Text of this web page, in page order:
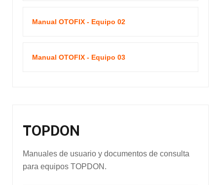
Manual OTOFIX - Equipo 02
Manual OTOFIX - Equipo 03
TOPDON
Manuales de usuario y documentos de consulta
para equipos TOPDON.